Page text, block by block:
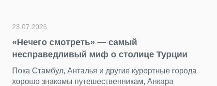
23.07.2026
«Нечего смотреть» — самый
несправедливый миф о столице Турции
Пока Стамбул, Анталья и другие курортные города
хорошо знакомы путешественникам, Анкара